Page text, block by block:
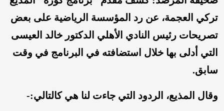
تركي العجمة، عن رد المؤسسة الرياضية على بعض
تصريحات رئيس النادي الأهلي الدكتور خالد العيسى
التي أدلى بها خلال استضافته في البرنامج في وقت
سابق.
وقال المذيع، الردود التي جاءت لنا هي كالتالي:-